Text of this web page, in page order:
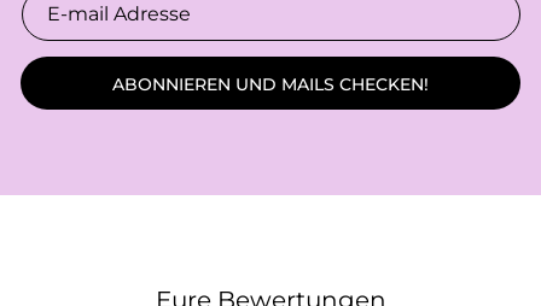
ABONNIEREN UND MAILS CHECKEN!
Eure Bewertungen